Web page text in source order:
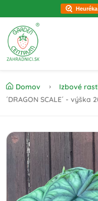
Domov Izbové
´DRAGON SCALE´ - výška